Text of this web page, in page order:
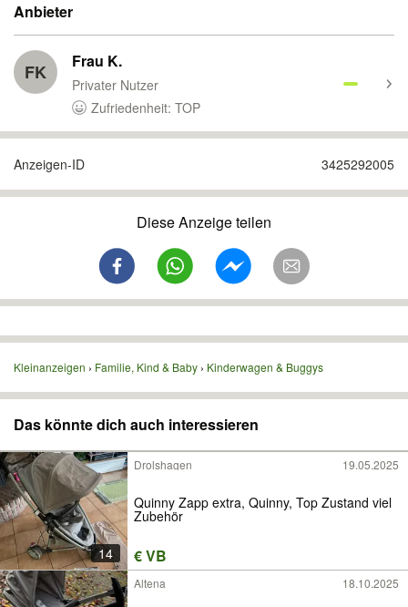
Anbieter
FK Frau K.
Privater Nutzer
Zufriedenheit: TOP
Anzeigen-ID 3425292005
Diese Anzeige teilen
Kleinanzeigen Familie, Kind & Baby Kinderwagen & Buggys
Das könnte dich auch interessieren
14
Drolshagen 19.05.2025
Quinny Zapp extra, Quinny, Top Zustand viel
Zubehör
€ VB
Altena 18.10.2025